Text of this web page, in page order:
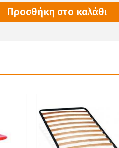
Προσθήκη στο καλάθι